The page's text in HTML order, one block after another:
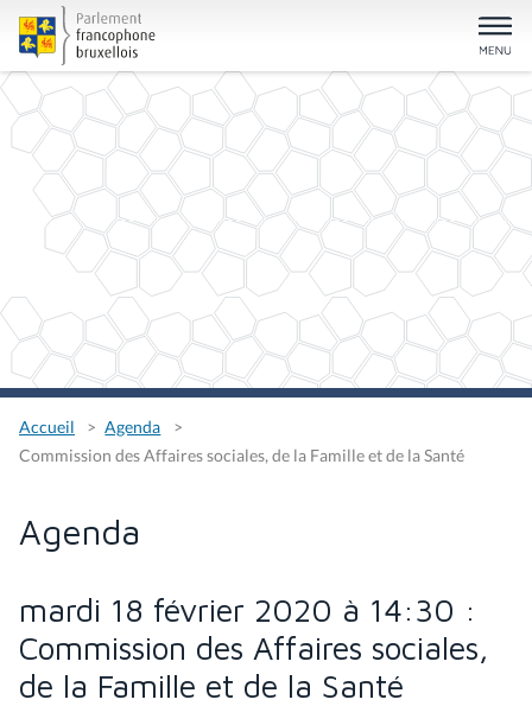
Accueil
Agenda
Commission des Affaires sociales, de la Famille et de la Santé
Agenda
mardi 18 février 2020 à 14:30 :
Commission des Affaires sociales,
de la Famille et de la Santé